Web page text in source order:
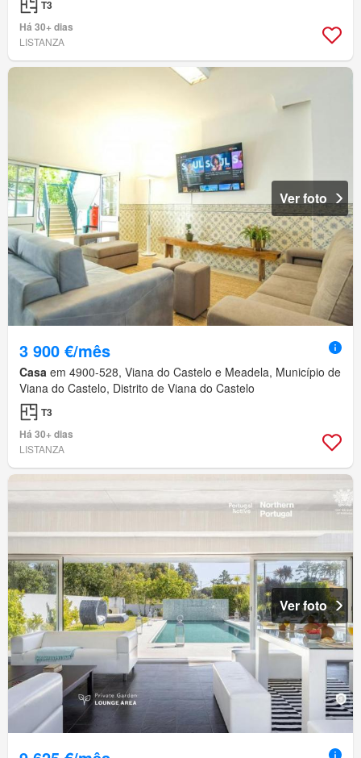
T3
Há 30+ dias
LISTANZA
Ver foto
3 900 €/mês
Casa em 4900-528, Viana do Castelo e Meadela, Município de
Viana do Castelo, Distrito de Viana do Castelo
T3
Há 30+ dias
LISTANZA
Ver foto